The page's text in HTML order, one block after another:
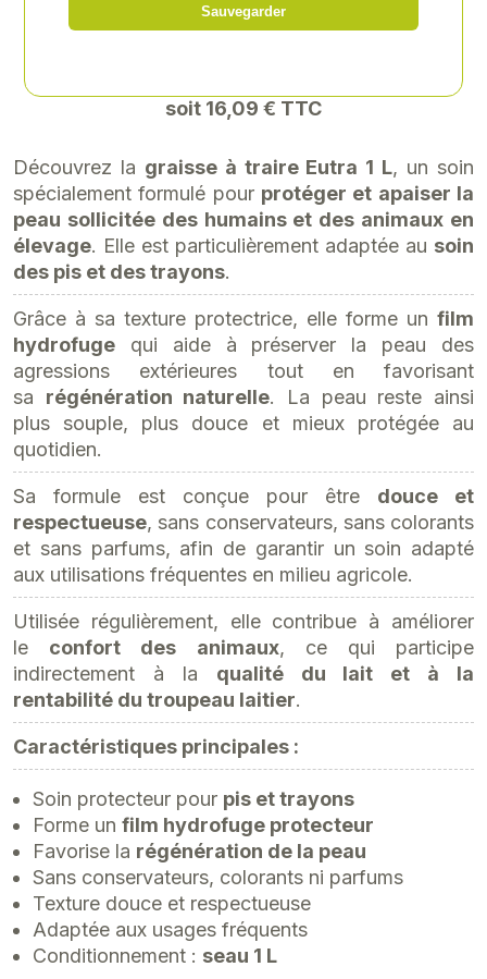
Référence: EPE-1518
soit 16,09 € TTC
Découvrez la graisse à traire Eutra 1 L, un soin
spécialement formulé pour protéger et apaiser la
peau sollicitée des humains et des animaux en
élevage. Elle est particulièrement adaptée au soin
des pis et des trayons.
Grâce à sa texture protectrice, elle forme un film
hydrofuge qui aide à préserver la peau des
agressions extérieures tout en favorisant
sa régénération naturelle. La peau reste ainsi
plus souple, plus douce et mieux protégée au
quotidien.
Sa formule est conçue pour être douce et
respectueuse, sans conservateurs, sans colorants
et sans parfums, afin de garantir un soin adapté
aux utilisations fréquentes en milieu agricole.
Utilisée régulièrement, elle contribue à améliorer
le confort des animaux, ce qui participe
indirectement à la qualité du lait et à la
rentabilité du troupeau laitier.
Caractéristiques principales :
Soin protecteur pour pis et trayons
Forme un film hydrofuge protecteur
Favorise la régénération de la peau
Sans conservateurs, colorants ni parfums
Texture douce et respectueuse
Adaptée aux usages fréquents
Conditionnement : seau 1 L
Sauvegarder